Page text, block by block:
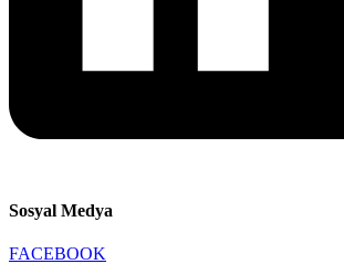
Sosyal Medya
FACEBOOK